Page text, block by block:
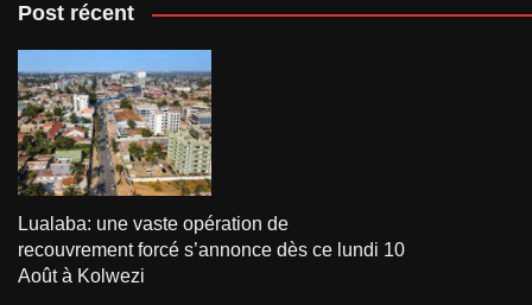
Post récent
Lualaba: une vaste opération de
recouvrement forcé s’annonce dès ce lundi 10
Août à Kolwezi